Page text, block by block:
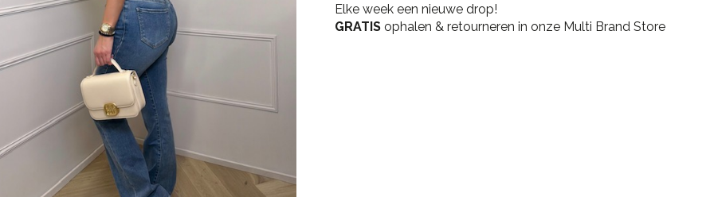
-
Ecru
Elke week een nieuwe drop!
GRATIS ophalen & retourneren in onze Multi Brand Store